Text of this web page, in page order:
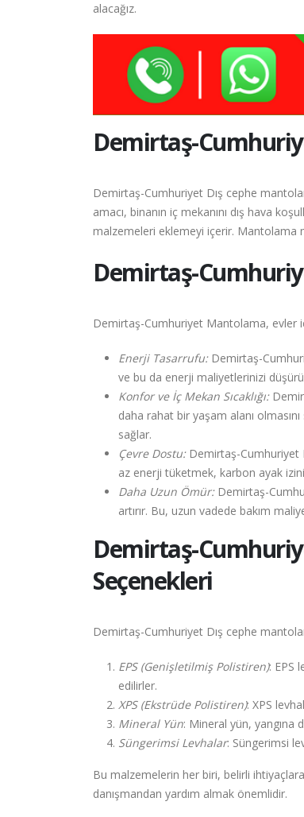
alacağız.
Demirtaş-
Demirtaş-Cumhuriyet Dış cephe
amacı, binanın iç mekanını dış hava
malzemeleri eklemeyi içerir. Mantolama
Demirtaş-
Demirtaş-Cumhuriyet Mantolama, evler
Enerji Tasarrufu:Demirtaş-
ve bu da enerji maliyetlerinizi
Konfor ve İç Mekan Sıcaklığı:
daha rahat bir yaşam alanı
sağlar.
Çevre Dostu:Demirtaş-Cumhuriyet
az enerji tüketmek, karbon ayak
Daha Uzun Ömür:Demirtaş-
artırır. Bu, uzun vadede bakım
Demirtaş-
Seçenekleri
Demirtaş-Cumhuriyet Dış cephe
EPS (Genişletilmiş Polistiren): EPS
edilirler.
XPS (Ekstrüde Polistiren): XPS
Mineral Yün: Mineral yün, yangına
Süngerimsi Levhalar: Süngerimsi
Bu malzemelerin her biri, belirli
danışmandan yardım almak önemlidir.